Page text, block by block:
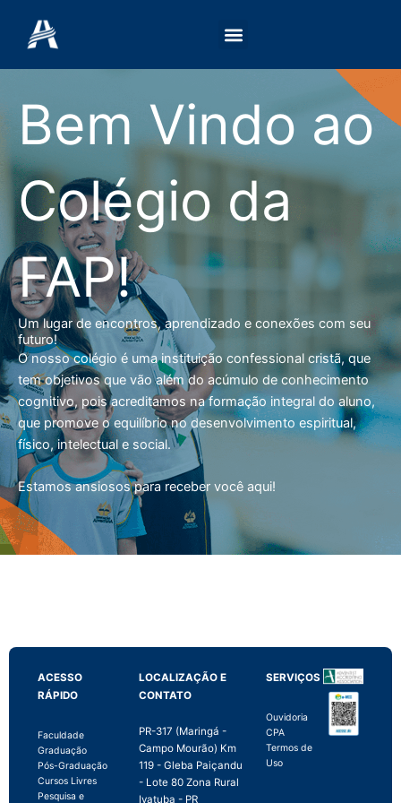
conteúdo
Bem Vindo ao
Colégio da
FAP!
Um lugar de encontros, aprendizado e conexões com seu
futuro!
O nosso colégio é uma instituição confessional cristã, que
tem objetivos que vão além do acúmulo de conhecimento
cognitivo, pois acreditamos na formação integral do aluno,
que promove o equilíbrio no desenvolvimento espiritual,
físico, intelectual e social.
Estamos ansiosos para receber você aqui!
ACESSO
RÁPIDO
Faculdade
Graduação
Pós-Graduação
Cursos Livres
Pesquisa e
LOCALIZAÇÃO E
CONTATO
PR-317 (Maringá -
Campo Mourão) Km
119 - Gleba Paiçandu
- Lote 80 Zona Rural
Ivatuba - PR
SERVIÇOS
Ouvidoria
CPA
Termos de
Uso